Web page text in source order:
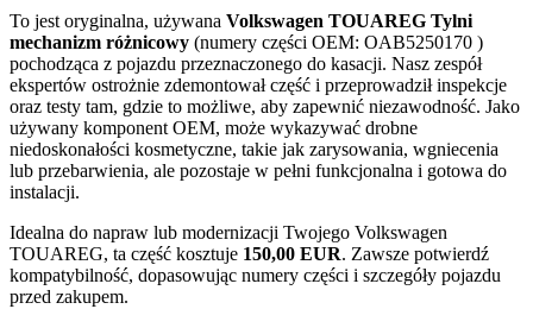
To jest oryginalna, używana Volkswagen TOUAREG Tylni
mechanizm różnicowy (numery części OEM: OAB5250170 )
pochodząca z pojazdu przeznaczonego do kasacji. Nasz zespół
ekspertów ostrożnie zdemontował część i przeprowadził inspekcje
oraz testy tam, gdzie to możliwe, aby zapewnić niezawodność. Jako
używany komponent OEM, może wykazywać drobne
niedoskonałości kosmetyczne, takie jak zarysowania, wgniecenia
lub przebarwienia, ale pozostaje w pełni funkcjonalna i gotowa do
instalacji.
Idealna do napraw lub modernizacji Twojego Volkswagen
TOUAREG, ta część kosztuje 150,00 EUR. Zawsze potwierdź
kompatybilność, dopasowując numery części i szczegóły pojazdu
przed zakupem.